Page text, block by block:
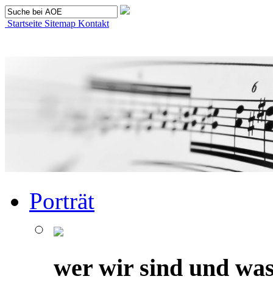
Startseite Sitemap Kontakt
Porträt
wer wir sind und